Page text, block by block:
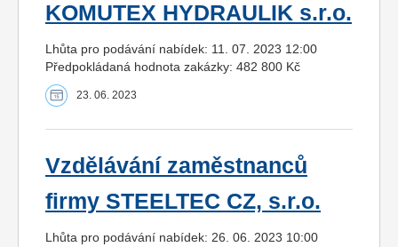
KOMUTEX HYDRAULIK s.r.o.
Lhůta pro podávání nabídek: 11. 07. 2023 12:00
Předpokládaná hodnota zakázky: 482 800 Kč
23. 06. 2023
Vzdělávání zaměstnanců
firmy STEELTEC CZ, s.r.o.
Lhůta pro podávání nabídek: 26. 06. 2023 10:00